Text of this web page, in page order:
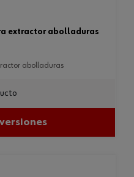
extractor abolladuras
abolladuras